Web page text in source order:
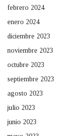
febrero 2024
enero 2024
diciembre 2023
noviembre 2023
octubre 2023
septiembre 2023
agosto 2023
julio 2023
junio 2023